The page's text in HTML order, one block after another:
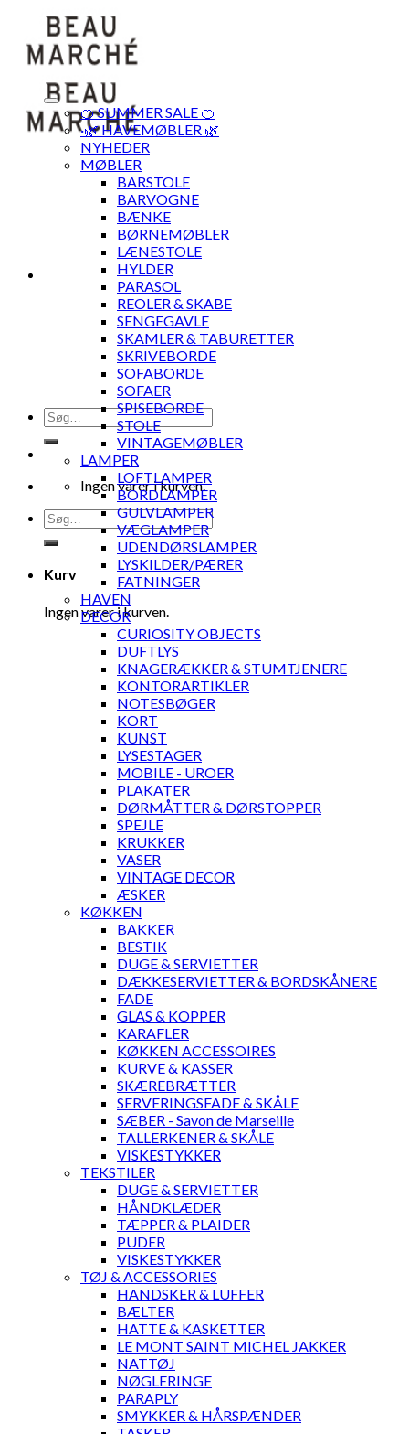
content
Søg
efter:
Ingen varer i kurven.
Søg
efter:
Kurv
Ingen varer i kurven.
🍊 SUMMER SALE 🍊
·🌿 HAVEMØBLER 🌿
NYHEDER
MØBLER
BARSTOLE
BARVOGNE
BÆNKE
BØRNEMØBLER
LÆNESTOLE
HYLDER
PARASOL
REOLER & SKABE
SENGEGAVLE
SKAMLER & TABURETTER
SKRIVEBORDE
SOFABORDE
SOFAER
SPISEBORDE
STOLE
VINTAGEMØBLER
LAMPER
LOFTLAMPER
BORDLAMPER
GULVLAMPER
VÆGLAMPER
UDENDØRSLAMPER
LYSKILDER/PÆRER
FATNINGER
HAVEN
DECOR
CURIOSITY OBJECTS
DUFTLYS
KNAGERÆKKER & STUMTJENERE
KONTORARTIKLER
NOTESBØGER
KORT
KUNST
LYSESTAGER
MOBILE - UROER
PLAKATER
DØRMÅTTER & DØRSTOPPER
SPEJLE
KRUKKER
VASER
VINTAGE DECOR
ÆSKER
KØKKEN
BAKKER
BESTIK
DUGE & SERVIETTER
DÆKKESERVIETTER & BORDSKÅNERE
FADE
GLAS & KOPPER
KARAFLER
KØKKEN ACCESSOIRES
KURVE & KASSER
SKÆREBRÆTTER
SERVERINGSFADE & SKÅLE
SÆBER - Savon de Marseille
TALLERKENER & SKÅLE
VISKESTYKKER
TEKSTILER
DUGE & SERVIETTER
HÅNDKLÆDER
TÆPPER & PLAIDER
PUDER
VISKESTYKKER
TØJ & ACCESSORIES
HANDSKER & LUFFER
BÆLTER
HATTE & KASKETTER
LE MONT SAINT MICHEL JAKKER
NATTØJ
NØGLERINGE
PARAPLY
SMYKKER & HÅRSPÆNDER